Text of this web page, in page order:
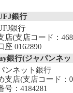
銀行
銀行
店(支店コード：
座 0162890
銀行(ジャパンネ
ンネット銀行
支店(支店コード：
号：4184281